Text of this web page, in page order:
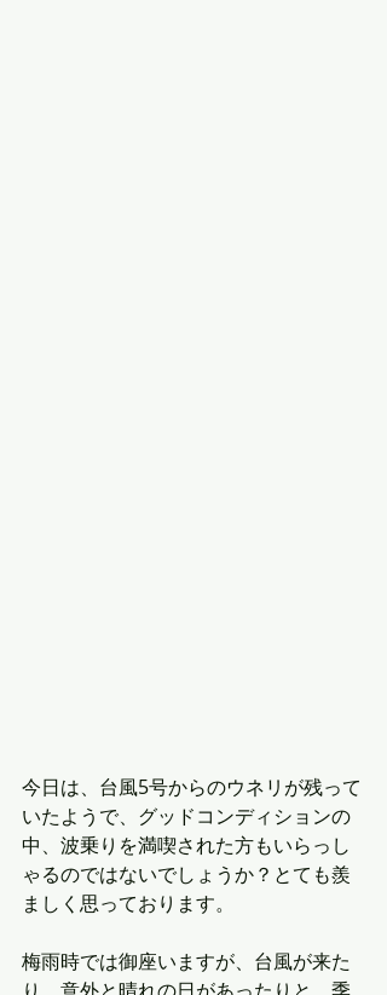
今日は、台風5号からのウネリが残って
いたようで、グッドコンディションの
中、波乗りを満喫された方もいらっし
ゃるのではないでしょうか？とても羨
ましく思っております。
梅雨時では御座いますが、台風が来た